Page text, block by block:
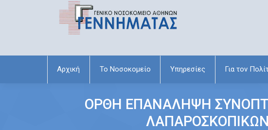
Αρχική Το Νοσοκομείο Υπηρεσίες Για τον
ΟΡΘΗ ΕΠΑΝΑΛΗΨΗ